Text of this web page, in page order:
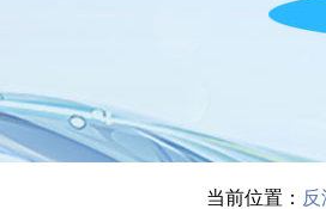
当前位置：